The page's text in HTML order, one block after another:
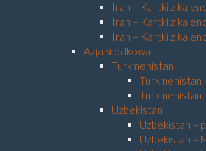
Iran – Kartki z
Iran – Kartki z
Iran – Kartki z
Azja środkowa
Turkmenistan
Turkmenistan
Turkmenistan
Uzbekistan
Uzbekistan –
Uzbekistan –